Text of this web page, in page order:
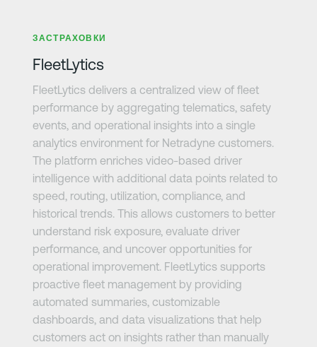
ЗАСТРАХОВКИ
FleetLytics
FleetLytics delivers a centralized view of fleet
performance by aggregating telematics, safety
events, and operational insights into a single
analytics environment for Netradyne customers.
The platform enriches video-based driver
intelligence with additional data points related to
speed, routing, utilization, compliance, and
historical trends. This allows customers to better
understand risk exposure, evaluate driver
performance, and uncover opportunities for
operational improvement. FleetLytics supports
proactive fleet management by providing
automated summaries, customizable
dashboards, and data visualizations that help
customers act on insights rather than manually